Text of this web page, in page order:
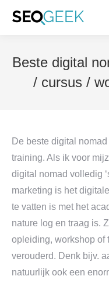
Beste digital
/ cursus /
De beste digital
training. Als ik voor
digital nomad volledig
marketing is het
te vatten is met het
nature log en traag is.
opleiding, workshop of
verouderd. Denk bijv.
natuurlijk ook een